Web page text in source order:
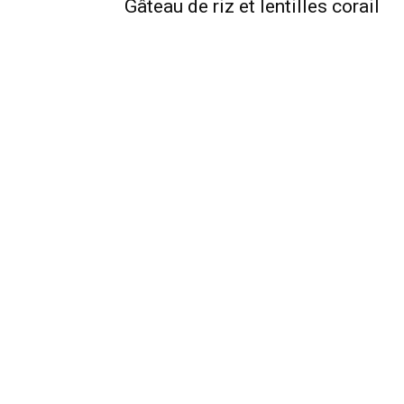
Gâteau de riz et lentilles corail